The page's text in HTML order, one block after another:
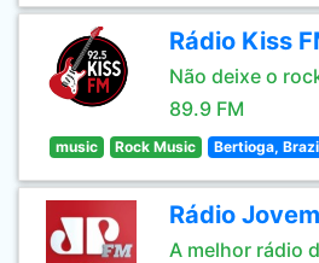
Rádio Kiss
Não deixe o
89.9 FM
music Rock Music Bertioga,
Rádio
A melhor rádio